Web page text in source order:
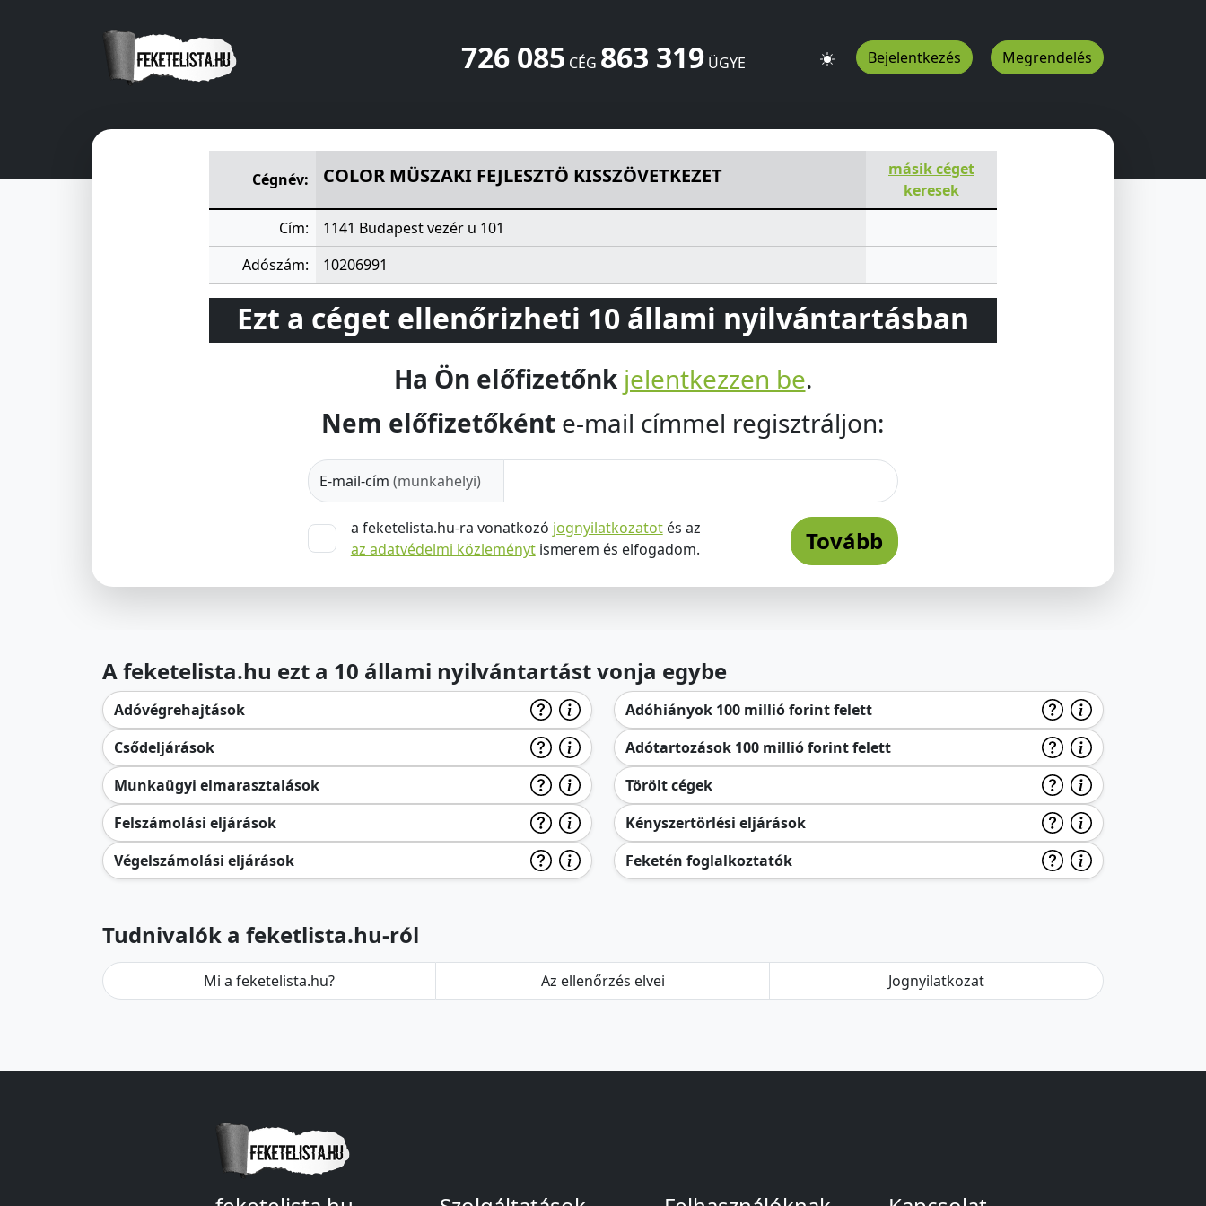
726 085 CÉG 863 319ÜGYE Bejelentkezés Megrendelés
Cégnév:
COLOR MÜSZAKI FEJLESZTÖ KISSZÖVETKEZET
másik céget
keresek
Cím:
1141 Budapest vezér u 101
Adószám:
10206991
Ezt a céget ellenőrizheti 10 állami nyilvántartásban
Ha Ön előfizetőnk jelentkezzen be.
Nem előfizetőként e-mail címmel regisztráljon:
E-mail-cím (munkahelyi)
a feketelista.hu-ra vonatkozó jognyilatkozatotés az
az adatvédelmi közleménytismerem és elfogadom. Tovább
A feketelista.hu ezt a 10 állami nyilvántartást vonja egybe
Adóvégrehajtások
Csődeljárások
Munkaügyi elmarasztalások
Felszámolási eljárások
Végelszámolási eljárások
Adóhiányok 100 millió forint felett
Adótartozások 100 millió forint felett
Törölt cégek
Kényszertörlési eljárások
Feketén foglalkoztatók
Tudnivalók a feketlista.hu-ról
Mi a feketelista.hu? Az ellenőrzés elvei Jognyilatkozat